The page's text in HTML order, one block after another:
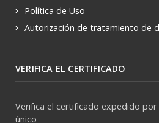
Política de Uso
Autorización de tratamiento de
VERIFICA EL CERTIFICADO
Verifica el certificado expedido
único